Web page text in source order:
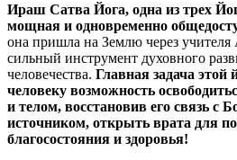
Ираш Сатва Йога, одна из трех
мощная и одновременно
она пришла на Землю через
сильный инструмент духовного
человечества. Главная задача
человеку возможность
и телом, восстановив его связь с
источником, открыть врата для
благосостояния и здоровья!